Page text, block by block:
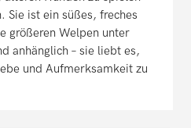
Sie ist ein süßes, freches
größeren Welpen unter
anhänglich – sie liebt es,
und Aufmerksamkeit zu